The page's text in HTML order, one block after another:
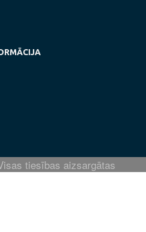
tiesības aizsargātas